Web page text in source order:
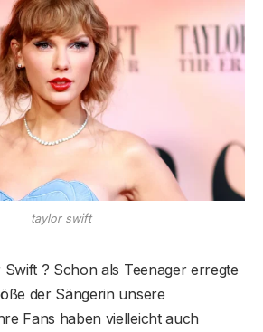
taylor swift
? Schon als Teenager erregte
der Sängerin unsere
Fans haben vielleicht auch